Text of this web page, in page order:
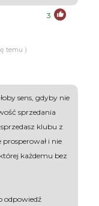
3
temu )
sens, gdyby nie
sprzedania
klubu z
i nie
każdemu bez
odpowiedź